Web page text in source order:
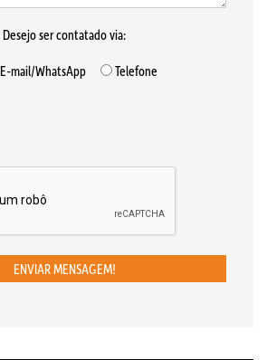
Desejo ser contatado via:
E-mail/WhatsApp
Telefone
ENVIAR MENSAGEM!